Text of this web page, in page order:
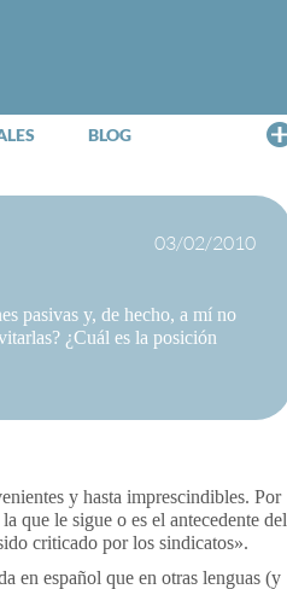
BLOG
03/02/2010
pasivas y, de hecho, a mí no
¿Cuál es la posición
y hasta imprescindibles. Por
que le sigue o es el antecedente del
criticado por los sindicatos».
en español que en otras lenguas (y